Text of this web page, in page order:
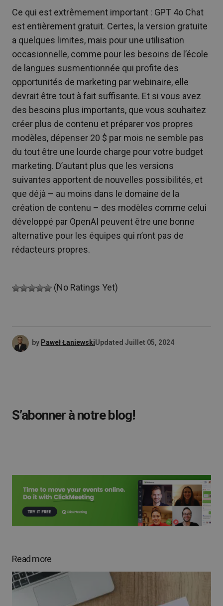
Ce qui est extrêmement important : GPT 4o Chat
est entièrement gratuit. Certes, la version gratuite
a quelques limites, mais pour une utilisation
occasionnelle, comme pour les besoins de l’école
de langues susmentionnée qui profite des
opportunités de marketing par webinaire, elle
devrait être tout à fait suffisante. Et si vous avez
des besoins plus importants, que vous souhaitez
créer plus de contenu et préparer vos propres
modèles, dépenser 20 $ par mois ne semble pas
du tout être une lourde charge pour votre budget
marketing. D’autant plus que les versions
suivantes apportent de nouvelles possibilités, et
que déjà – au moins dans le domaine de la
création de contenu – des modèles comme celui
développé par OpenAI peuvent être une bonne
alternative pour les équipes qui n’ont pas de
rédacteurs propres.
(No Ratings Yet)
by Paweł ŁaniewskiUpdated Juillet 05, 2024
S’abonner à notre blog!
Read more